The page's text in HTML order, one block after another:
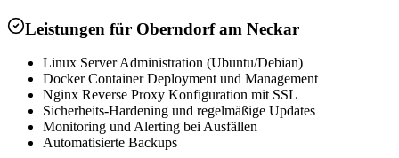
Leistungen für Oberndorf am Neckar
Linux Server Administration (Ubuntu/Debian)
Docker Container Deployment und Management
Nginx Reverse Proxy Konfiguration mit SSL
Sicherheits-Hardening und regelmäßige Updates
Monitoring und Alerting bei Ausfällen
Automatisierte Backups